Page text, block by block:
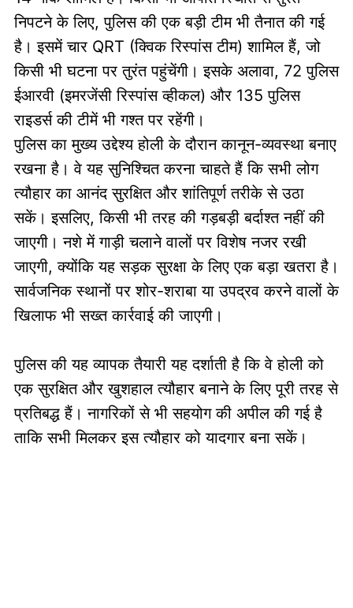
निपटने के लिए, पुलिस की एक बड़ी टीम भी तैनात की गई
है। इसमें चार QRT (क्विक रिस्पांस टीम) शामिल हैं, जो
किसी भी घटना पर तुरंत पहुंचेंगी। इसके अलावा, 72 पुलिस
ईआरवी (इमरजेंसी रिस्पांस व्हीकल) और 135 पुलिस
राइडर्स की टीमें भी गश्त पर रहेंगी।
पुलिस का मुख्य उद्देश्य होली के दौरान कानून-व्यवस्था बनाए
रखना है। वे यह सुनिश्चित करना चाहते हैं कि सभी लोग
त्यौहार का आनंद सुरक्षित और शांतिपूर्ण तरीके से उठा
सकें। इसलिए, किसी भी तरह की गड़बड़ी बर्दाश्त नहीं की
जाएगी। नशे में गाड़ी चलाने वालों पर विशेष नजर रखी
जाएगी, क्योंकि यह सड़क सुरक्षा के लिए एक बड़ा खतरा है।
सार्वजनिक स्थानों पर शोर-शराबा या उपद्रव करने वालों के
खिलाफ भी सख्त कार्रवाई की जाएगी।
पुलिस की यह व्यापक तैयारी यह दर्शाती है कि वे होली को
एक सुरक्षित और खुशहाल त्यौहार बनाने के लिए पूरी तरह से
प्रतिबद्ध हैं। नागरिकों से भी सहयोग की अपील की गई है
ताकि सभी मिलकर इस त्यौहार को यादगार बना सकें।